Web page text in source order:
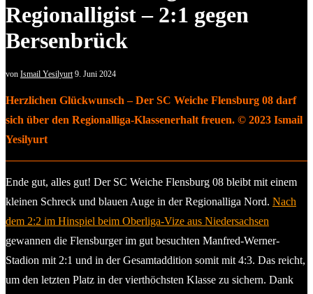
Regionalligist – 2:1 gegen
Bersenbrück
von Ismail Yesilyurt 9. Juni 2024
Herzlichen Glückwunsch – Der SC Weiche Flensburg 08 darf
sich über den Regionalliga-Klassenerhalt freuen. © 2023 Ismail
Yesilyurt
Ende gut, alles gut! Der SC Weiche Flensburg 08 bleibt mit einem
kleinen Schreck und blauen Auge in der Regionalliga Nord. Nach
dem 2:2 im Hinspiel beim Oberliga-Vize aus Niedersachsen
gewannen die Flensburger im gut besuchten Manfred-Werner-
Stadion mit 2:1 und in der Gesamtaddition somit mit 4:3. Das reicht,
um den letzten Platz in der vierthöchsten Klasse zu sichern. Dank